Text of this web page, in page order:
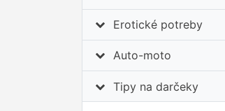
Erotické potreby
Auto-moto
Tipy na darčeky